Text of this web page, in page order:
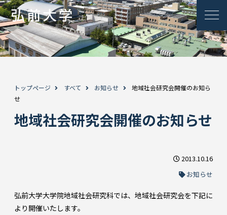
トップページ すべて お知らせ
地域社会研究会開催のお知ら
せ
地域社会研究会開催のお知らせ
2013.10.16
お知らせ
弘前大学大学院地域社会研究科では、地域社会研究会を下記に
より開催いたします。